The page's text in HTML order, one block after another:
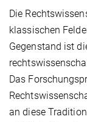
Die
klassischen
Gegenstand ist
Das
an diese